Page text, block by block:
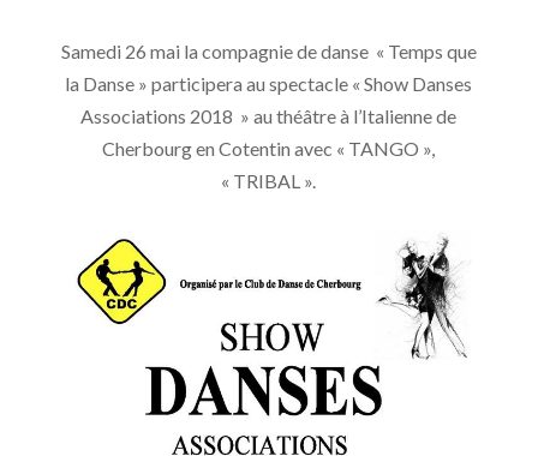
Samedi 26 mai la compagnie de danse « Temps que
la Danse » participera au spectacle « Show Danses
Associations 2018 » au théâtre à l’Italienne de
Cherbourg en Cotentin avec « TANGO »,
« TRIBAL ».